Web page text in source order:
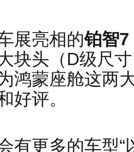
展亮相的铂智7
块头（D级尺
鸿蒙座舱这两
好评。
有更多的车型“